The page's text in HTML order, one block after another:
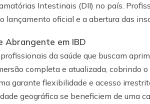
Intestinais (DII) no país.
lançamento oficial e a abertura das
Abrangente em IBD
da saúde que buscam
completa e atualizada, cobrindo
garante flexibilidade e acesso
geográfica se beneficiem de uma